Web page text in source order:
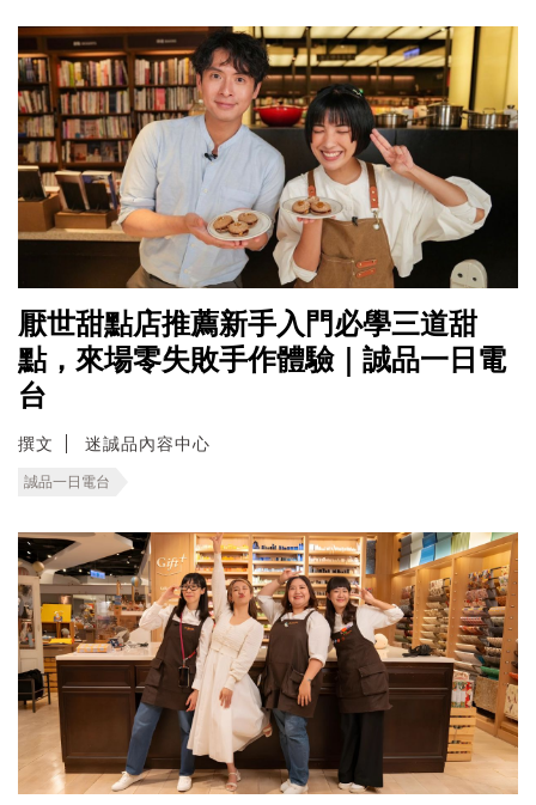
厭世甜點店推薦新手入門必學三道甜
點，來場零失敗手作體驗｜誠品一日電
台
撰文 迷誠品內容中心
誠品一日電台